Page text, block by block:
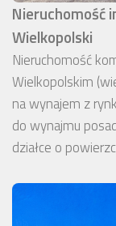
Nieruchomość
Wielkopolski
Nieruchomość
Wielkopolskim
na wynajem z
do wynajmu
działce o